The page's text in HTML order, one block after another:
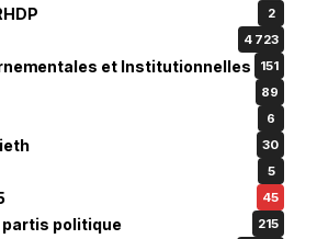
2
4 723
et Institutionnelles 151
89
6
30
5
45
partis politique 215